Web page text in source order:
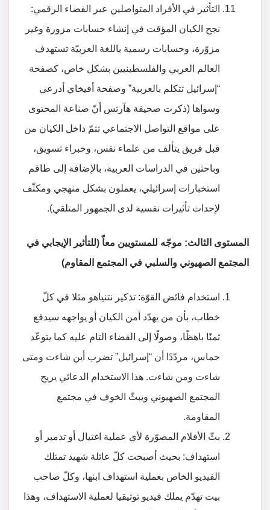
التأثير في الأفراد المتواصلين عبر الفضاء الرقمي:
نجح الكيان المؤقت في إنشاء حسابات مزورة وغير
مزوّرة، وحسابات رسمية باللغة العربيّة تستهدف
العالم العربي والفلسطينيين بشكل خاص، كصفحة
“إسرائيل تتكلم بالعربية” وصفحة أفيخاي أدرعي
وسواها (ذكرت صحيفة هآرتس أنّ صناعة المحتوى
على مواقع التواصل الاجتماعي تتمّ داخل الكيان من
قبل فريق يتألف من علماء نفس، وخبراء تسويق،
وباحثين في الدراسات العربية، بالإضافة إلى طاقم
استخبارات إسرائيلي، يعملون بشكل منهجي ومكثّف
لإحداث تأثيرات نفسية لدى الجمهور المتلقي).
المستوى الثالث: موجّه للمستويين معاّ (للتأثير الإيجابي في
المجتمع الصهيوني والسلبي في المجتمع المقاوم)
استخدام فائض القوّة: تذكير نتنياهو مثلا في كلّ
خطاب، بأن من يهدّد أمن الكيان أو يواجهه سيدفع
ثمنًا باهظًا، وصولًا إلى القضاء التام عليه كما يتوعّد
حماس، مردّدًا أن “إسرائيل” تضرب أين شاءت ومتى
شاءت ومن شاءت. هذا الاستخدام الدعائي يريح
المجتمع الصهيوني ويبثّ الخوف في مجتمع
المقاومة.
بثّ الأفلام المصوّرة لأي عملية اغتيال أو تدمير أو
استهداف: بحيث أصبحت كلّ عائلة شهيد تمتلك
الفيديو الخاص بعملية استهداف ابنها، وكلّ صاحب
بيت تهدّم يملك فيديو توثيقيا لعملية الاستهداف، وهذا